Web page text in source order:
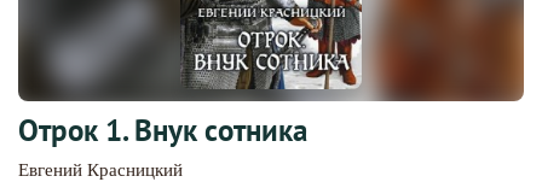
Отрок 1. Внук сотника
Евгений Красницкий